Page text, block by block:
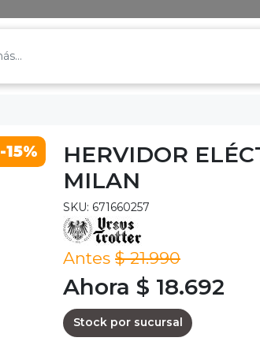
-15%
HERVIDOR
MILAN
SKU: 671660257
Antes $ 21.990
Ahora $ 18.692
Stock por sucursal